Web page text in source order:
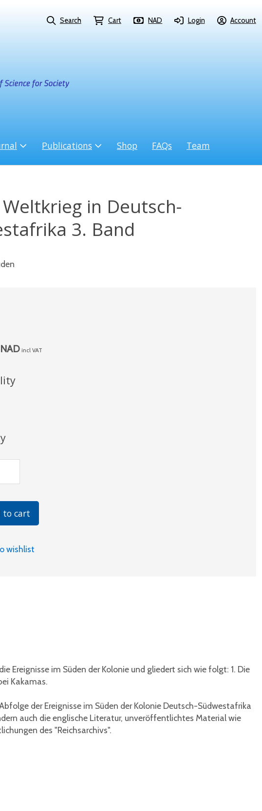
Search Cart NAD Login Account
Publications Shop FAQs Team
in Deutsch-
3. Band
incl VAT
to cart
wishlist
Ereignisse im Süden der Kolonie und gliedert sich wie folgt: 1. Die
Kakamas.
der Ereignisse im Süden der Kolonie Deutsch-Südwestafrika
auch die englische Literatur, unveröffentlichtes Material wie
des "Reichsarchivs".